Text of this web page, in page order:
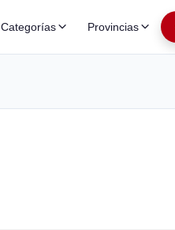
Categorías Provincias